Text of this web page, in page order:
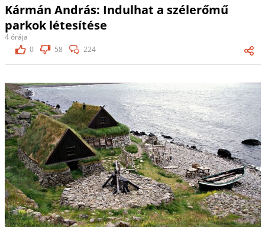
Kármán András: Indulhat a szélerőmű
parkok létesítése
4 órája
0
58 224